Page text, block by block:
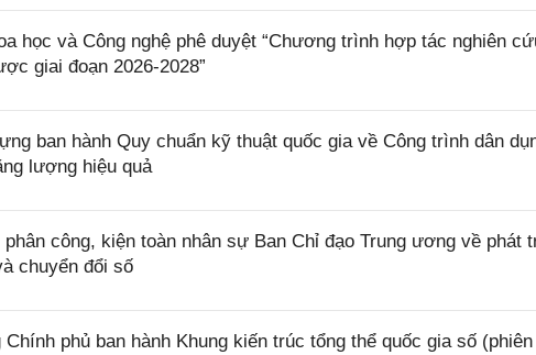
học và Công nghệ phê duyệt “Chương trình hợp tác nghiên
giai đoạn 2026-2028”
ban hành Quy chuẩn kỹ thuật quốc gia về Công trình dân
lượng hiệu quả
công, kiện toàn nhân sự Ban Chỉ đạo Trung ương về phát
chuyển đổi số
phủ ban hành Khung kiến trúc tổng thể quốc gia số (phiên